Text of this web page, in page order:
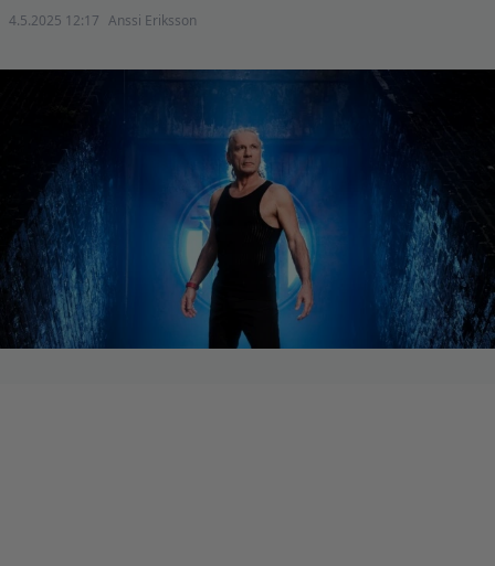
4.5.2025 12:17 Anssi Eriksson